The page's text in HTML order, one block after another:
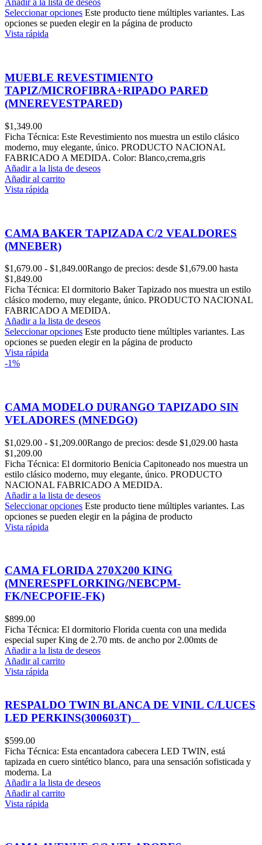
Añadir a la lista de deseos
Seleccionar opciones Este producto tiene múltiples variantes. Las
opciones se pueden elegir en la página de producto
Vista rápida
MUEBLE REVESTIMIENTO
TAPIZ/MICROFIBRA+RIPADO PARED
(MNEREVESTPARED)
$1,349.00
Ficha Técnica: Este Revestimiento nos muestra un estilo clásico
moderno, muy elegante, único. PRODUCTO NACIONAL
FABRICADO A MEDIDA. Color: Blanco,crema,gris
Añadir a la lista de deseos
Añadir al carrito
Vista rápida
CAMA BAKER TAPIZADA C/2 VEALDORES
(MNEBER)
$1,679.00 - $1,849.00Rango de precios: desde $1,679.00 hasta
$1,849.00
Ficha Técnica: El dormitorio Baker Tapizado nos muestra un estilo
clásico moderno, muy elegante, único. PRODUCTO NACIONAL
FABRICADO A MEDIDA.
Añadir a la lista de deseos
Seleccionar opciones Este producto tiene múltiples variantes. Las
opciones se pueden elegir en la página de producto
Vista rápida
-1%
CAMA MODELO DURANGO TAPIZADO SIN
VELADORES (MNEDGO)
$1,029.00 - $1,209.00Rango de precios: desde $1,029.00 hasta
$1,209.00
Ficha Técnica: El dormitorio Benicia Capitoneado nos muestra un
estilo clásico moderno, muy elegante, único. PRODUCTO
NACIONAL FABRICADO A MEDIDA.
Añadir a la lista de deseos
Seleccionar opciones Este producto tiene múltiples variantes. Las
opciones se pueden elegir en la página de producto
Vista rápida
CAMA FLORIDA 270X200 KING
(MNERESPFLORKING/NEBCPM-
FK/NECPOFIE-FK)
$899.00
Ficha Técnica: El dormitorio Florida cuenta con una medida
especial super King de 2.70 mts. de ancho por 2.00mts de
Añadir a la lista de deseos
Añadir al carrito
Vista rápida
RESPALDO TWIN BLANCA DE VINIL C/LUCES
LED PERKINS(300603T)
$599.00
Ficha Técnica: Esta encantadora cabecera LED TWIN, está
tapizada en cuero sintético blanco, para una sensación sofisticada y
moderna. La
Añadir a la lista de deseos
Añadir al carrito
Vista rápida